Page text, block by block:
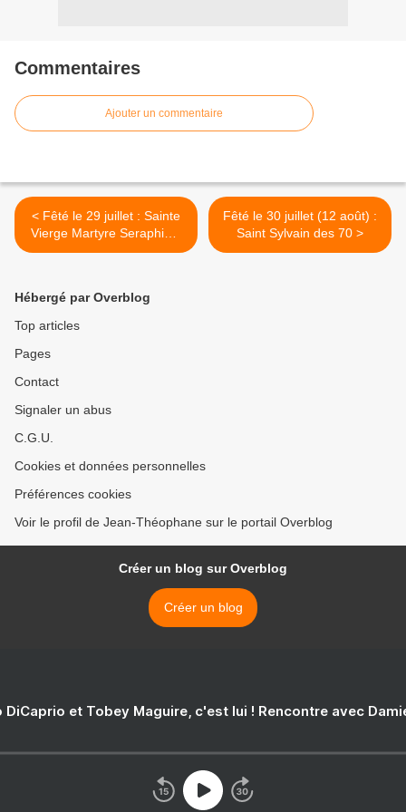
Commentaires
Ajouter un commentaire
< Fêté le 29 juillet : Sainte
Vierge Martyre Seraphima
d'Antioch
Fêté le 30 juillet (12 août) :
Saint Sylvain des 70 >
Hébergé par Overblog
Top articles
Pages
Contact
Signaler un abus
C.G.U.
Cookies et données personnelles
Préférences cookies
Voir le profil de Jean-Théophane sur le portail Overblog
Créer un blog sur Overblog
Créer un blog
DiCaprio et Tobey Maguire, c'est lui ! Rencontre avec